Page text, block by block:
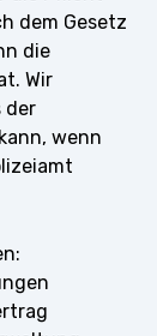
dem Gesetz
die
Wir
der
wenn